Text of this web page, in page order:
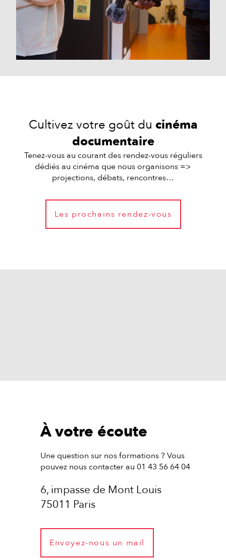
Cultivez votre goût du cinéma
documentaire
Tenez-vous au courant des rendez-vous réguliers
dédiés au cinéma que nous organisons =>
projections, débats, rencontres…
Les prochains rendez-vous
À votre écoute
Une question sur nos formations ? Vous
pouvez nous contacter au 01 43 56 64 04
6, impasse de Mont Louis
75011 Paris
Envoyez-nous un mail